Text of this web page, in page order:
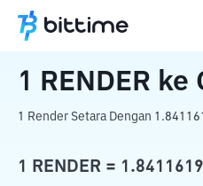
Beranda Konverter Kripto
1 RENDER ke
1 Render Setara Dengan
1 RENDER =